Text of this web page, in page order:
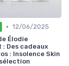
• 12/06/2025
Élodie
: Des cadeaux
: Insolence Skin